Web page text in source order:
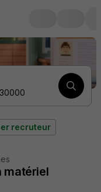
recruteur
matériel